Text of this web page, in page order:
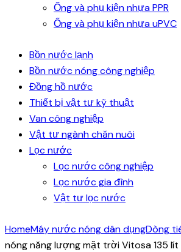
Ống và phụ kiện nhựa PPR
Ống và phụ kiện nhựa uPVC
Bồn nước lạnh
Bồn nước nóng công nghiệp
Đồng hồ nước
Thiết bị vật tư kỹ thuật
Van công nghiệp
Vật tư ngành chăn nuôi
Lọc nước
Lọc nước công nghiệp
Lọc nước gia đình
Vật tư lọc nước
HomeMáy nước nóng dân dụngDòng
nóng năng lượng mặt trời Vitosa 135 lít